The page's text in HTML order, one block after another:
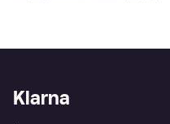
Klarna